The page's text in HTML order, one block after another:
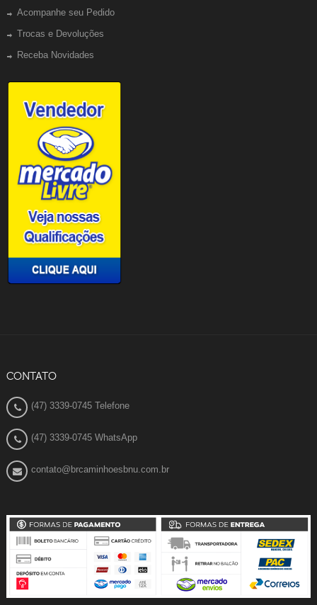
Acompanhe seu Pedido
Trocas e Devoluções
Receba Novidades
CONTATO
(47) 3339-0745 Telefone
(47) 3339-0745 WhatsApp
contato@brcaminhoesbnu.com.br